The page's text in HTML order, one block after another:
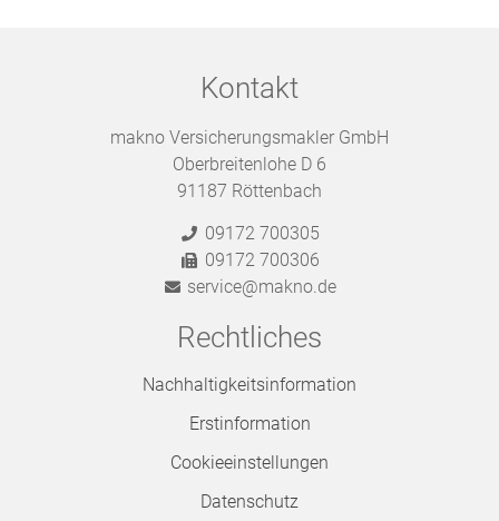
Kontakt
makno Versicherungsmakler GmbH
Oberbreitenlohe D 6
91187 Röttenbach
09172 700305
09172 700306
service@makno.de
Rechtliches
Nachhaltigkeitsinformation
Erstinformation
Cookieeinstellungen
Datenschutz